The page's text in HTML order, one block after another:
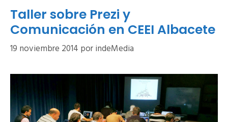
Taller sobre Prezi y
Comunicación en CEEI Albacete
19 noviembre 2014 porindeMedia